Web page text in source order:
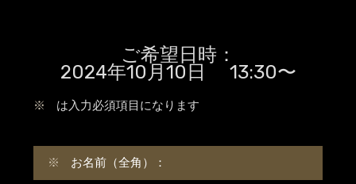
ご希望日時：
2024年10月10日 13:30〜
※ は入力必須項目になります
※ お名前（全角）：